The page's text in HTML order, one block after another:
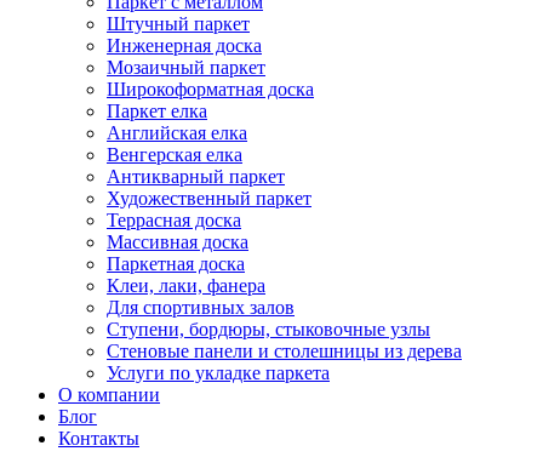
Штучный паркет
Инженерная доска
Мозаичный паркет
Широкоформатная доска
Паркет елка
Английская елка
Венгерская елка
Антикварный паркет
Художественный паркет
Террасная доска
Массивная доска
Паркетная доска
Клеи, лаки, фанера
Для спортивных залов
Ступени, бордюры, стыковочные узлы
Стеновые панели и столешницы из дерева
Услуги по укладке паркета
О компании
Блог
Контакты